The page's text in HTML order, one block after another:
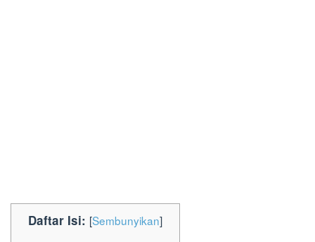
Daftar Isi: [Sembunyikan]